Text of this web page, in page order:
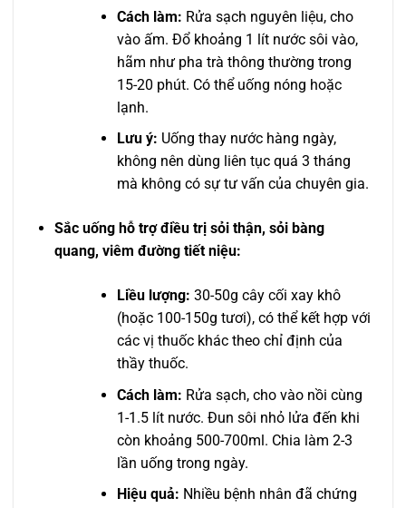
Cách làm: Rửa sạch nguyên liệu, cho
vào ấm. Đổ khoảng 1 lít nước sôi vào,
hãm như pha trà thông thường trong
15-20 phút. Có thể uống nóng hoặc
lạnh.
Lưu ý: Uống thay nước hàng ngày,
không nên dùng liên tục quá 3 tháng
mà không có sự tư vấn của chuyên gia.
Sắc uống hỗ trợ điều trị sỏi thận, sỏi bàng
quang, viêm đường tiết niệu:
Liều lượng: 30-50g cây cối xay khô
(hoặc 100-150g tươi), có thể kết hợp với
các vị thuốc khác theo chỉ định của
thầy thuốc.
Cách làm: Rửa sạch, cho vào nồi cùng
1-1.5 lít nước. Đun sôi nhỏ lửa đến khi
còn khoảng 500-700ml. Chia làm 2-3
lần uống trong ngày.
Hiệu quả: Nhiều bệnh nhân đã chứng